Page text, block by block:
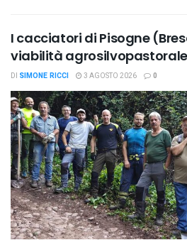
I cacciatori di Pisogne
viabilità
DI SIMONE RICCI 3 AGOSTO 2026 0